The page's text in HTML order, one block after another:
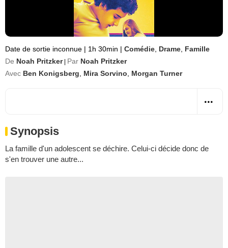
Date de sortie inconnue | 1h 30min | Comédie Drame Famille
De Noah Pritzker Par Noah Pritzker
Avec Ben Konigsberg Mira Sorvino Morgan Turner
Synopsis
La famille d'un adolescent se déchire. Celui-ci décide donc de
s'en trouver une autre...